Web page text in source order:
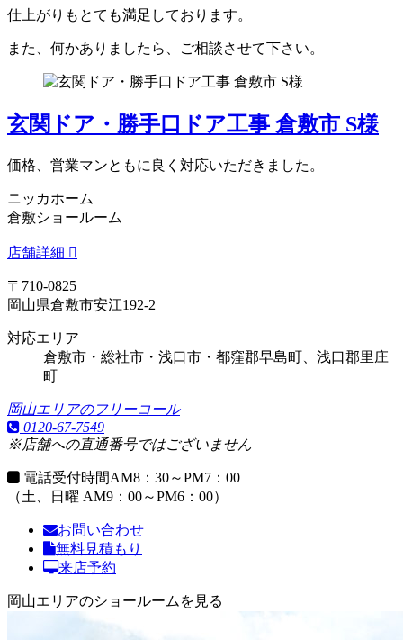
仕上がりもとても満足しております。
また、何かありましたら、ご相談させて下さい。
玄関ドア・勝手口ドア工事 倉敷市 S様
価格、営業マンともに良く対応いただきました。
ニッカホーム
倉敷ショールーム
店舗詳細
〒710-0825
岡山県倉敷市安江192-2
対応エリア
倉敷市・総社市・浅口市・都窪郡早島町、浅口郡里庄
町
岡山エリアのフリーコール
0120-67-7549
※店舗への直通番号ではございません
電話受付時間AM8：30～PM7：00
（土、日曜 AM9：00～PM6：00）
お問い合わせ
無料見積もり
来店予約
岡山エリアのショールームを見る